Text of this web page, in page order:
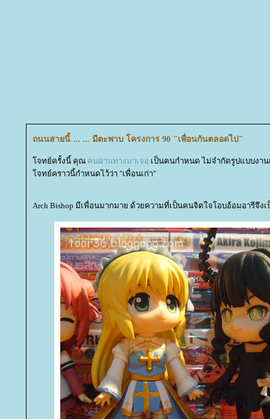
ถนนสายนี้ ... ... มีตะพาบ โครงการ 90 "เพื่อนกันตลอดไป"
จทย์ครั้งนี้ คุณ คนผ่านทางมาเจอ เป็นคนกำหนด ไม่จำกัดรูปแบบงา
จทย์คราวนี้กำหนดไว้ว่า "เพื่อนเก่า"
Arch Bishop มีเพื่อนมากมาย ด้วยความที่เป็นคนจิตใจโอบอ้อมอารีจึง